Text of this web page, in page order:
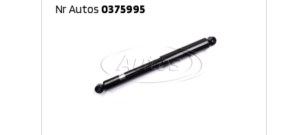
Nr Autos 0375995